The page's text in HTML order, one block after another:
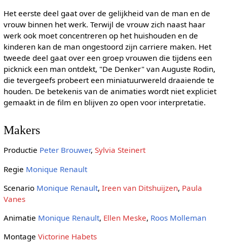
Het eerste deel gaat over de gelijkheid van de man en de
vrouw binnen het werk. Terwijl de vrouw zich naast haar
werk ook moet concentreren op het huishouden en de
kinderen kan de man ongestoord zijn carriere maken. Het
tweede deel gaat over een groep vrouwen die tijdens een
picknick een man ontdekt, "De Denker" van Auguste Rodin,
die tevergeefs probeert een miniatuurwereld draaiende te
houden. De betekenis van de animaties wordt niet expliciet
gemaakt in de film en blijven zo open voor interpretatie.
Makers
Productie Peter Brouwer, Sylvia Steinert
Regie Monique Renault
Scenario Monique Renault, Ireen van Ditshuijzen, Paula
Vanes
Animatie Monique Renault, Ellen Meske, Roos Molleman
Montage Victorine Habets